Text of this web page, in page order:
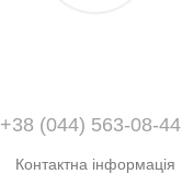
+38 (044) 563-08-44
Контактна інформація